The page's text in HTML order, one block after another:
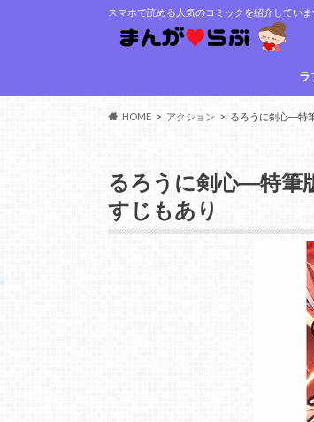
スマホで読める人気のコミックを紹介していま
ラ
HOME アクション るろうに剣心―特
るろうに剣心―特筆
すじもあり